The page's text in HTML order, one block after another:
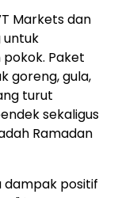
Markets dan
untuk
Paket
goreng, gula,
turut
sekaligus
Ramadan
dampak positif